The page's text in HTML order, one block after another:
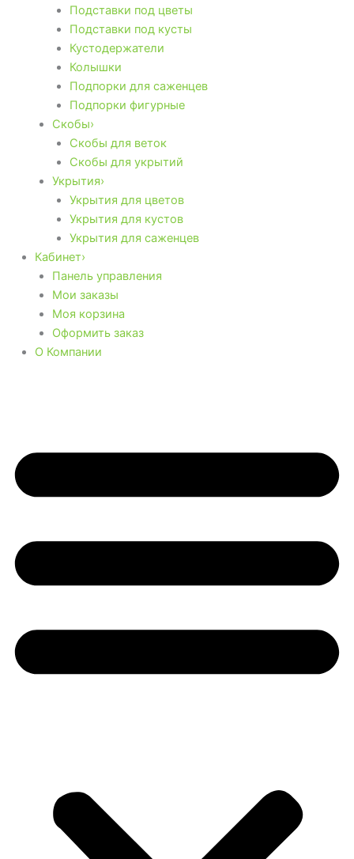
Подставки под цветы
Подставки под кусты
Кустодержатели
Колышки
Подпорки для саженцев
Подпорки фигурные
Скобы›
Скобы для веток
Скобы для укрытий
Укрытия›
Укрытия для цветов
Укрытия для кустов
Укрытия для саженцев
Кабинет›
Панель управления
Мои заказы
Моя корзина
Оформить заказ
О Компании